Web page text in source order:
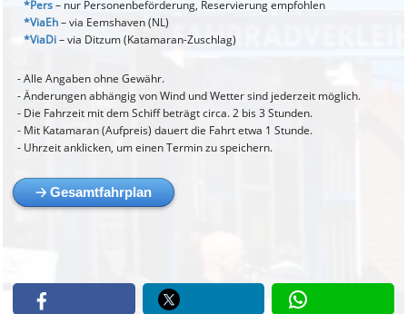
*Pers– nur Personenbeförderung, Reservierung empfohlen
*ViaEh– via Eemshaven (NL)
*ViaDi– via Ditzum (Katamaran-Zuschlag)
Alle Angaben ohne Gewähr.
Änderungen abhängig von Wind und Wetter sind jederzeit möglich.
Die Fahrzeit mit dem Schiff beträgt circa. 2 bis 3 Stunden.
Mit Katamaran (Aufpreis) dauert die Fahrt etwa 1 Stunde.
Uhrzeit anklicken, um einen Termin zu speichern.
🡢 Gesamtfahrplan